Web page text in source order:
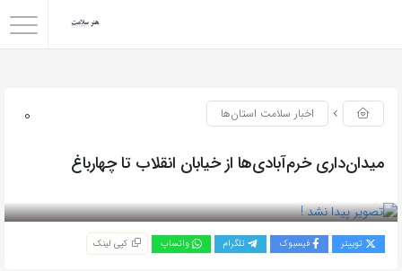
0 اخبار سلامت استان‌ها
میدان‌داری خرم‌آبادی‌ها از خیابان انقلاب تا چهارباغ
توییتر فیسبوک تلگرام واتساپ کپی لینک